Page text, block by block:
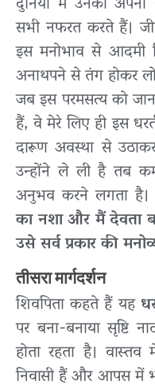
सभी नफरत करते हैं।
इस मनोभाव से आदमी
अनाथपने से तंग होकर
जब इस परमसत्य को
हैं, वे मेरे लिए ही इस
दारूण अवस्था से
उन्होंने ले ली है तब
अनुभव करने लगता है।
का नशा और मैं देवता
उसे सर्व प्रकार की
तीसरा मार्गदर्शन
शिवपिता कहते हैं यह
पर बना-बनाया सृष्टि
होता रहता है।
निवासी हैं और आपस में